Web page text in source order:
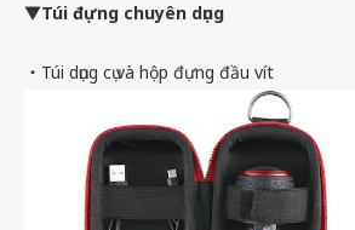
▼Túi đựng chuyên dụng
・ Túi dụng cụ và hộp đựng đầu vít